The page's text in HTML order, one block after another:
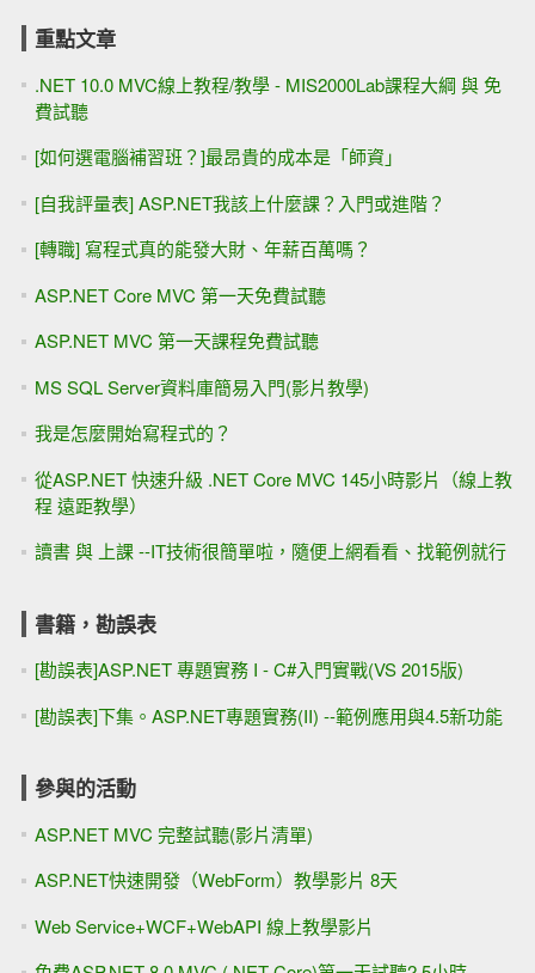
重點文章
.NET 10.0 MVC線上教程/教學 - MIS2000Lab課程大綱 與 免
費試聽
[如何選電腦補習班？]最昂貴的成本是「師資」
[自我評量表] ASP.NET我該上什麼課？入門或進階？
[轉職] 寫程式真的能發大財、年薪百萬嗎？
ASP.NET Core MVC 第一天免費試聽
ASP.NET MVC 第一天課程免費試聽
MS SQL Server資料庫簡易入門(影片教學)
我是怎麼開始寫程式的？
從ASP.NET 快速升級 .NET Core MVC 145小時影片（線上教
程 遠距教學）
讀書 與 上課 --IT技術很簡單啦，隨便上網看看、找範例就行
書籍，勘誤表
[勘誤表]ASP.NET 專題實務 I - C#入門實戰(VS 2015版)
[勘誤表]下集。ASP.NET專題實務(II) --範例應用與4.5新功能
參與的活動
ASP.NET MVC 完整試聽(影片清單)
ASP.NET快速開發（WebForm）教學影片 8天
Web Service+WCF+WebAPI 線上教學影片